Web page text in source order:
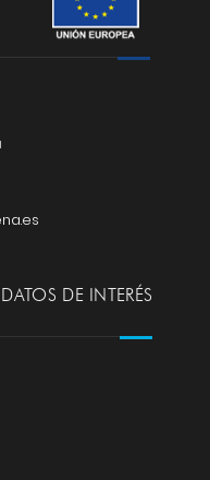
DATOS DE INTERÉS